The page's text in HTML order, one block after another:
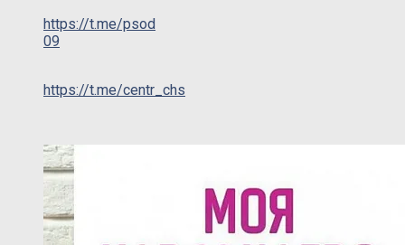
https://t.me/psod
09
https://t.me/centr_chs